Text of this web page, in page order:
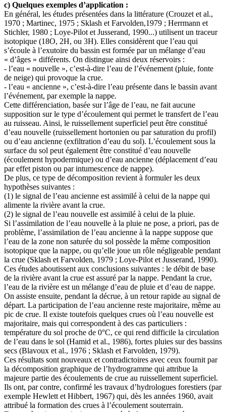
c) Quelques exemples d’application :
En général, les études présentées dans la littérature (Crouzet et al.,
1970 ; Martinec, 1975 ; Sklash et Farvolden,1979 ; Herrmann et
Stichler, 1980 ; Loye-Pilot et Jusserand, 1990...) utilisent un traceur
isotopique (18O, 2H, ou 3H). Elles considèrent que l’eau qui
s’écoule à l’exutoire du bassin est formée par un mélange d’eau
« d’âges » différents. On distingue ainsi deux réservoirs :
- l’eau « nouvelle », c’est-à-dire l’eau de l’événement (pluie, fonte
de neige) qui provoque la crue.
- l’eau « ancienne », c’est-à-dire l’eau présente dans le bassin avant
l’événement, par exemple la nappe.
Cette différenciation, basée sur l’âge de l’eau, ne fait aucune
supposition sur le type d’écoulement qui permet le transfert de l’eau
au ruisseau. Ainsi, le ruissellement superficiel peut être constitué
d’eau nouvelle (ruissellement hortonien ou par saturation du profil)
ou d’eau ancienne (exfiltration d’eau du sol). L’écoulement sous la
surface du sol peut également être constitué d’eau nouvelle
(écoulement hypodermique) ou d’eau ancienne (déplacement d’eau
par effet piston ou par intumescence de nappe).
De plus, ce type de décomposition revient à formuler les deux
hypothèses suivantes :
(1) le signal de l’eau ancienne est assimilé à celui de la nappe qui
alimente la rivière avant la crue.
(2) le signal de l’eau nouvelle est assimilé à celui de la pluie.
Si l’assimilation de l’eau nouvelle à la pluie ne pose, a priori, pas de
problème, l’assimilation de l’eau ancienne à la nappe suppose que
l’eau de la zone non saturée du sol possède la même composition
isotopique que la nappe, ou qu’elle joue un rôle négligeable pendant
la crue (Sklash et Farvolden, 1979 ; Loye-Pilot et Jusserand, 1990).
Ces études aboutissent aux conclusions suivantes : le débit de base
de la rivière avant la crue est assuré par la nappe. Pendant la crue,
l’eau de la rivière est un mélange d’eau de pluie et d’eau de nappe.
On assiste ensuite, pendant la décrue, à un retour rapide au signal de
départ. La participation de l’eau ancienne reste majoritaire, même au
pic de crue. Il existe toutefois quelques crues où l’eau nouvelle est
majoritaire, mais qui correspondent à des cas particuliers :
température du sol proche de 0°C, ce qui rend difficile la circulation
de l’eau dans le sol (Hamid et al., 1986), fortes pluies sur des bassins
secs (Blavoux et al., 1976 ; Sklash et Farvolden, 1979).
Ces résultats sont nouveaux et contradictoires avec ceux fournit par
la décomposition graphique de l’hydrogramme qui attribue la
majeure partie des écoulements de crue au ruissellement superficiel.
Ils ont, par contre, confirmé les travaux d’hydrologues forestiers (par
exemple Hewlett et Hibbert, 1967) qui, dès les années 1960, avait
attribué la formation des crues à l’écoulement souterrain.